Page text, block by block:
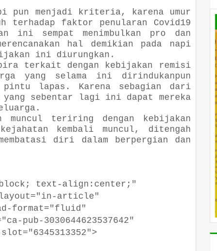
pun menjadi kriteria, karena umur
terhadap faktor penularan Covid19
ini sempat menimbulkan pro dan
hal demikian pada napi
ini diurungkan.
terkait dengan kebijakan remisi
yang selama ini dirindukanpun
pintu lapas. Karena sebagian dari
yang sebentar lagi ini dapat mereka
muncul teriring dengan kebijakan
kembali muncul, ditengah
diri dalam berpergian dan
text-align:center;"
article"
3030644623537642"